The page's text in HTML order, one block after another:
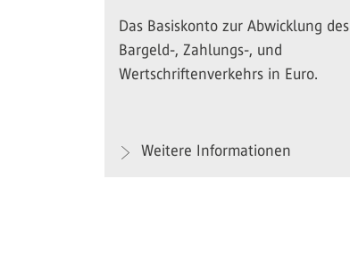
Das Basiskonto zur Abwicklung des
Bargeld-, Zahlungs-, und
Wertschriftenverkehrs in Euro.
Weitere Informationen